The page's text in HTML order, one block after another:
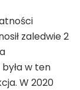
zaledwie 2
w ten
W 2020